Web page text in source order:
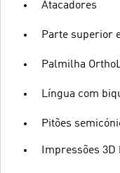
Atacadores
Parte superior
Palmilha
Língua com
Pitões
Impressões 3D